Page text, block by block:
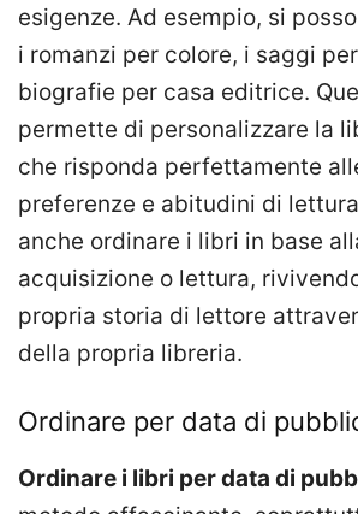
esigenze. Ad esempio, si
i romanzi per colore, i saggi
biografie per casa editrice.
permette di personalizzare la
che risponda perfettamente
preferenze e abitudini di
anche ordinare i libri in base
acquisizione o lettura,
propria storia di lettore
della propria libreria.
Ordinare per data di
Ordinare i libri per data di